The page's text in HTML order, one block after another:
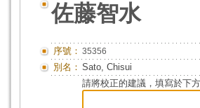
佐藤智水
序號： 35356
別名： Sato, Chisui
請將校正的建議，填寫於下